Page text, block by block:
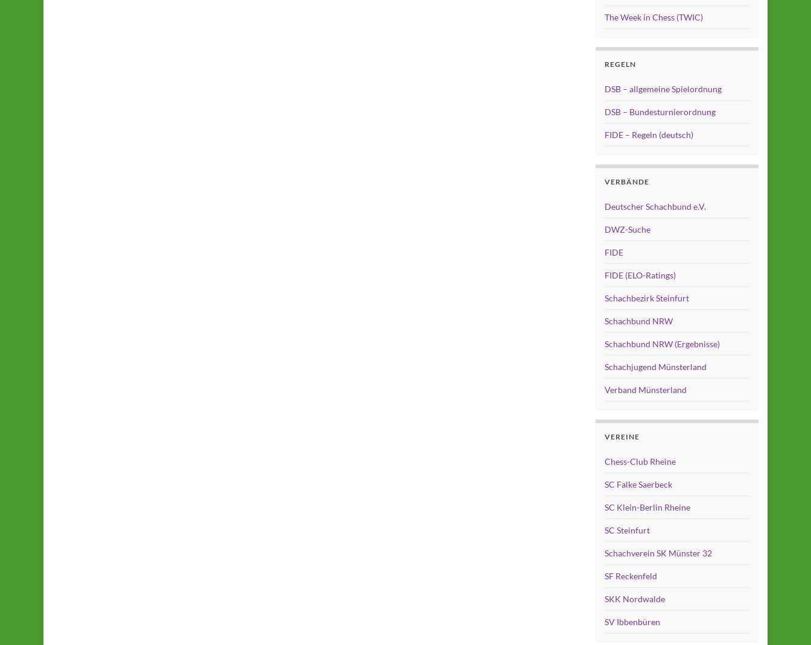
The Week in Chess (TWIC)
REGELN
DSB – allgemeine Spielordnung
DSB – Bundesturnierordnung
FIDE – Regeln (deutsch)
VERBÄNDE
Deutscher Schachbund e.V.
DWZ-Suche
FIDE
FIDE (ELO-Ratings)
Schachbezirk Steinfurt
Schachbund NRW
Schachbund NRW (Ergebnisse)
Schachjugend Münsterland
Verband Münsterland
VEREINE
Chess-Club Rheine
SC Falke Saerbeck
SC Klein-Berlin Rheine
SC Steinfurt
Schachverein SK Münster 32
SF Reckenfeld
SKK Nordwalde
SV Ibbenbüren